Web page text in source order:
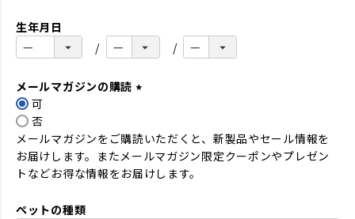
生年月日
メールマガジンの購読
須
)
可
否
メールマガジンをご購読いただくと、新製品やセール情報を
お届けします。またメールマガジン限定クーポンやプレゼン
トなどお得な情報をお届けします。
ペットの種類